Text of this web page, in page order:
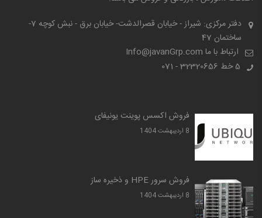
دفتر مرکزی: شیراز - خیابان قصرالدشت- خیابان برق - نبش کوچه 7-
ساختمان 47
ارتباط با ما Info@javanGrp.com
5 خط
32320656 - 071
فروش اکسس پوینت یونیفای
8 ارديبهشت 1404
فروش سرور HPE و ذخیره ساز
8 ارديبهشت 1404